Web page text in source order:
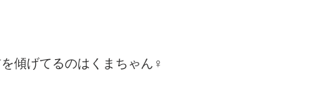
を傾げてるのはくまちゃん♀